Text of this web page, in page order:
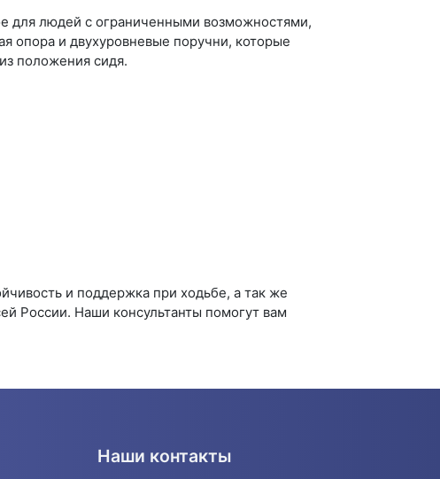
для людей с ограниченными возможностями,
и двухуровневые поручни, которые
положения сидя.
и поддержка при ходьбе, а так же
России. Наши консультанты помогут вам
Наши контакты